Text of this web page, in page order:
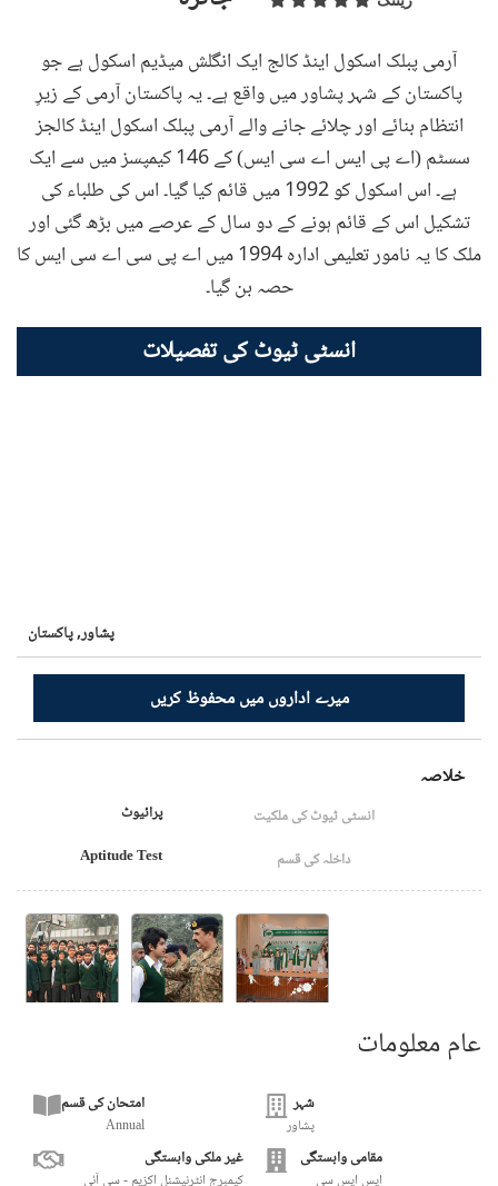
آرمی پبلک اسکول اینڈ کالج ایک انگلش میڈیم اسکول ہے جو
پاکستان کے شہر پشاور میں واقع ہے۔ یہ پاکستان آرمی کے زیرِ
انتظام بنائے اور چلائے جانے والے آرمی پبلک اسکول اینڈ کالجز
سسٹم (اے پی ایس اے سی ایس) کے 146 کیمپسز میں سے ایک
ہے۔ اس اسکول کو 1992 میں قائم کیا گیا۔ اس کی طلباء کی
تشکیل اس کے قائم ہونے کے دو سال کے عرصے میں بڑھ گئی اور
ملک کا یہ نامور تعلیمی ادارہ 1994 میں اے پی سی اے سی ایس کا
حصہ بن گیا۔
انسٹی ٹیوٹ کی تفصیلات
پشاور,پاکستان
میرے اداروں میں محفوظ کریں
خلاصہ
انسٹی ٹیوٹ کی ملکیت
پرائیوٹ
داخلہ کی قسم
Aptitude Test
عام معلومات
شہر
پشاور
امتحان کی قسم
Annual
مقامی وابستگی
ایس ایس سی
غیر ملکی وابستگی
کیمبرج انٹرنیشنل اکزیم - سی آئی